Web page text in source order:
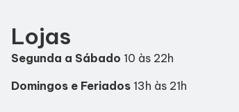
Lojas
Segunda a Sábado 10 às 22h
Domingos e Feriados 13h às 21h